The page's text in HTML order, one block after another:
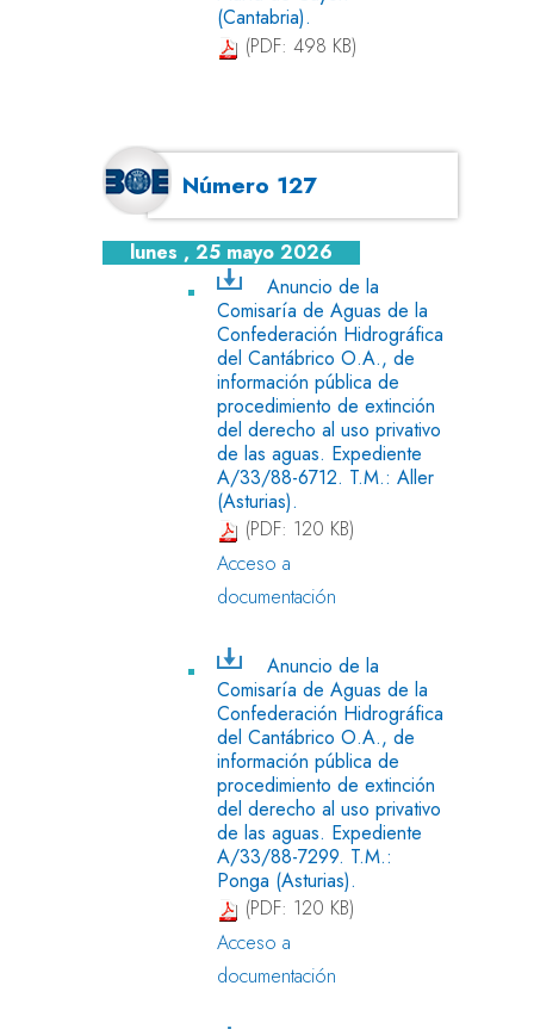
(Cantabria).
(PDF: 498 KB)
Número 127
lunes , 25 mayo 2026
Anuncio de la
Comisaría de Aguas de la
Confederación Hidrográfica
del Cantábrico O.A., de
información pública de
procedimiento de extinción
del derecho al uso privativo
de las aguas. Expediente
A/33/88-6712. T.M.: Aller
(Asturias).
(PDF: 120 KB)
Acceso a
documentación
Anuncio de la
Comisaría de Aguas de la
Confederación Hidrográfica
del Cantábrico O.A., de
información pública de
procedimiento de extinción
del derecho al uso privativo
de las aguas. Expediente
A/33/88-7299. T.M.:
Ponga (Asturias).
(PDF: 120 KB)
Acceso a
documentación